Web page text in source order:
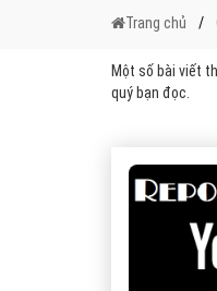
Trang chủ
Một số bài viết
quý bạn đọc.